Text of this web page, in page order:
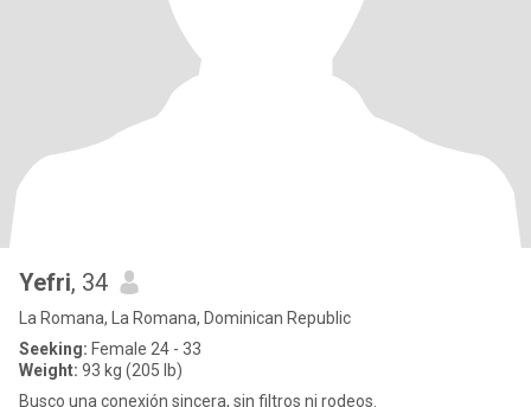
Yefri, 34
La Romana, La Romana, Dominican Republic
Seeking: Female 24 - 33
Weight: 93 kg (205 lb)
Busco una conexión sincera, sin filtros ni rodeos.